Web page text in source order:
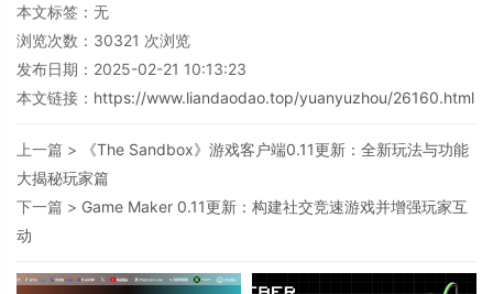
本文标签：无
浏览次数： 30321 次浏览
发布日期：2025-02-21 10:13:23
本文链接： https://www.liandaodao.top/yuanyuzhou/26160.html
上一篇 >
《The Sandbox》游戏客户端0.11更新：全新玩法与功能
大揭秘玩家篇
下一篇 > Game Maker 0.11更新：构建社交竞速游戏并增强玩家互
动